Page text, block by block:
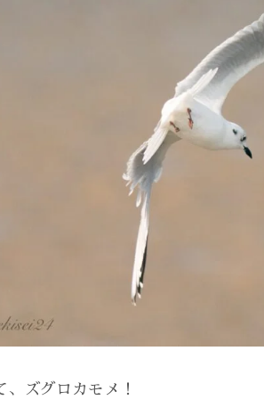
、ズグロカモメ！